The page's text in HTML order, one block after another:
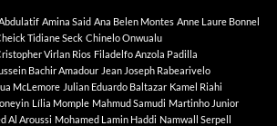
Amina Said Ana Belen Montes Anne Laure Bonnel
Tidiane Seck Chinelo Onwualu
Virlan Rios Filadelfo Anzola Padilla
Bachir Amadour Jean Joseph Rabearivelo
McLemore Julian Eduardo Baltazar Kamel Riahi
Lília Momple Mahmud Samudi Martinho Junior
Al Aroussi Mohamed Lamin Haddi Namwall Serpell